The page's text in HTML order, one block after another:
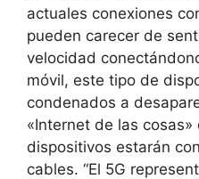
actuales conexiones
pueden carecer de
velocidad
móvil, este tipo de
condenados a
«Internet de las
dispositivos estarán
cables. “El 5G